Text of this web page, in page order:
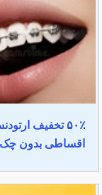
۵۰٪ تخفیف
اقساطی بدون چک